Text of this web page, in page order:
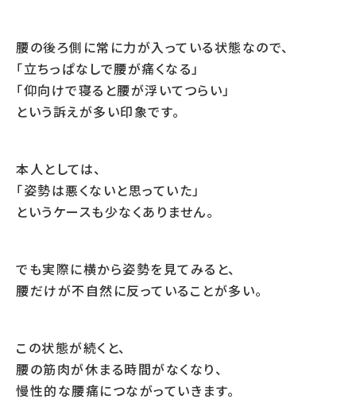
腰の後ろ側に常に力が入っている状態なので、
「立ちっぱなしで腰が痛くなる」
「仰向けで寝ると腰が浮いてつらい」
という訴えが多い印象です。
本人としては、
「姿勢は悪くないと思っていた」
というケースも少なくありません。
でも実際に横から姿勢を見てみると、
腰だけが不自然に反っていることが多い。
この状態が続くと、
腰の筋肉が休まる時間がなくなり、
慢性的な腰痛につながっていきます。